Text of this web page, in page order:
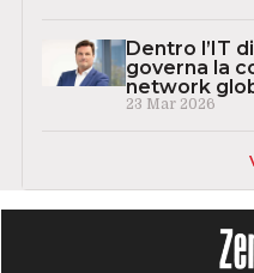
Dentro l’IT
governa la
network
23 Mar 2026